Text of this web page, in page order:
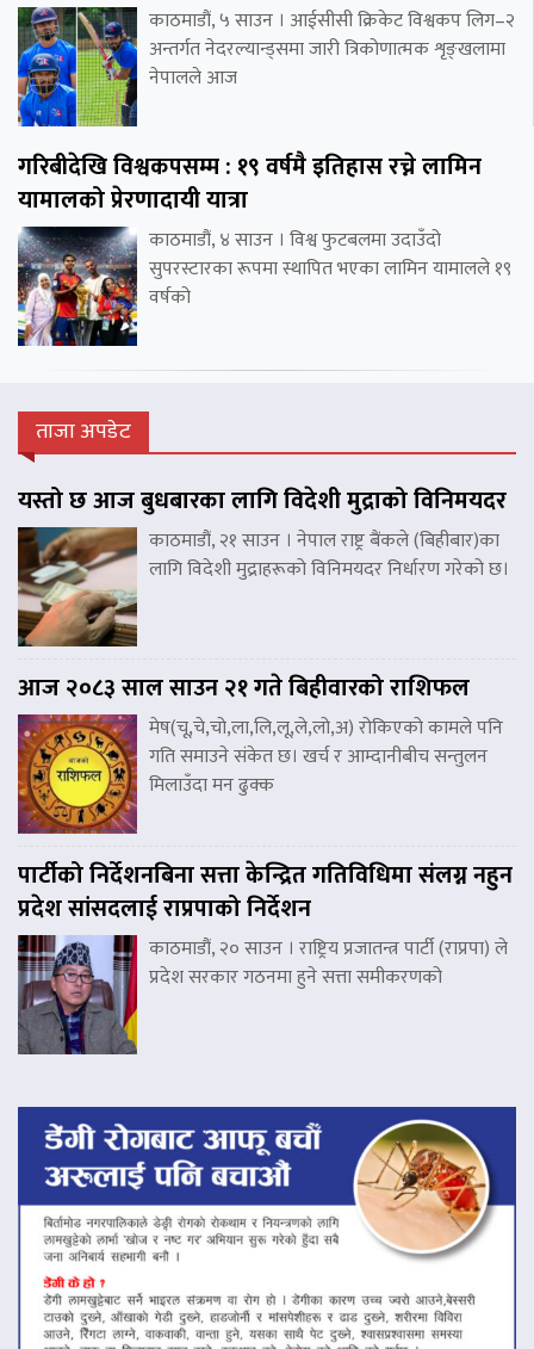
काठमाडौं, ५ साउन । आईसीसी क्रिकेट विश्वकप लिग–२
अन्तर्गत नेदरल्यान्ड्समा जारी त्रिकोणात्मक शृङ्खलामा
नेपालले आज
गरिबीदेखि विश्वकपसम्म : १९ वर्षमै इतिहास रच्ने लामिन
यामालको प्रेरणादायी यात्रा
काठमाडौं, ४ साउन । विश्व फुटबलमा उदाउँदो
सुपरस्टारका रूपमा स्थापित भएका लामिन यामालले १९
वर्षको
ताजा अपडेट
यस्तो छ आज बुधबारका लागि विदेशी मुद्राको विनिमयदर
काठमाडौं, २१ साउन । नेपाल राष्ट्र बैंकले (बिहीबार)का
लागि विदेशी मुद्राहरूको विनिमयदर निर्धारण गरेको छ।
आज २०८३ साल साउन २१ गते बिहीवारको राशिफल
मेष(चू,चे,चो,ला,लि,लू,ले,लो,अ) रोकिएको कामले पनि
गति समाउने संकेत छ। खर्च र आम्दानीबीच सन्तुलन
मिलाउँदा मन ढुक्क
पार्टीको निर्देशनबिना सत्ता केन्द्रित गतिविधिमा संलग्न नहुन
प्रदेश सांसदलाई राप्रपाको निर्देशन
काठमाडौं, २० साउन । राष्ट्रिय प्रजातन्त्र पार्टी (राप्रपा) ले
प्रदेश सरकार गठनमा हुने सत्ता समीकरणको